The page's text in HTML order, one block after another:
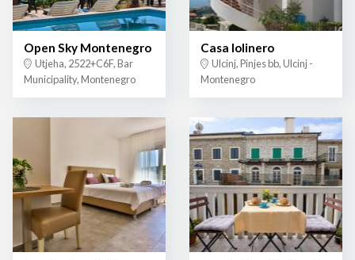
Open Sky Montenegro
Utjeha, 2522+C6F, Bar
Municipality, Montenegro
Casa lolinero
Ulcinj, Pinjes bb, Ulcinj -
Montenegro